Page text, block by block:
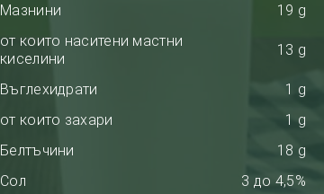
Мазнини
19 g
от които наситени мастни
киселини
13 g
Въглехидрати
1 g
от които захари
1 g
Белтъчини
18 g
Сол
3 до 4,5%